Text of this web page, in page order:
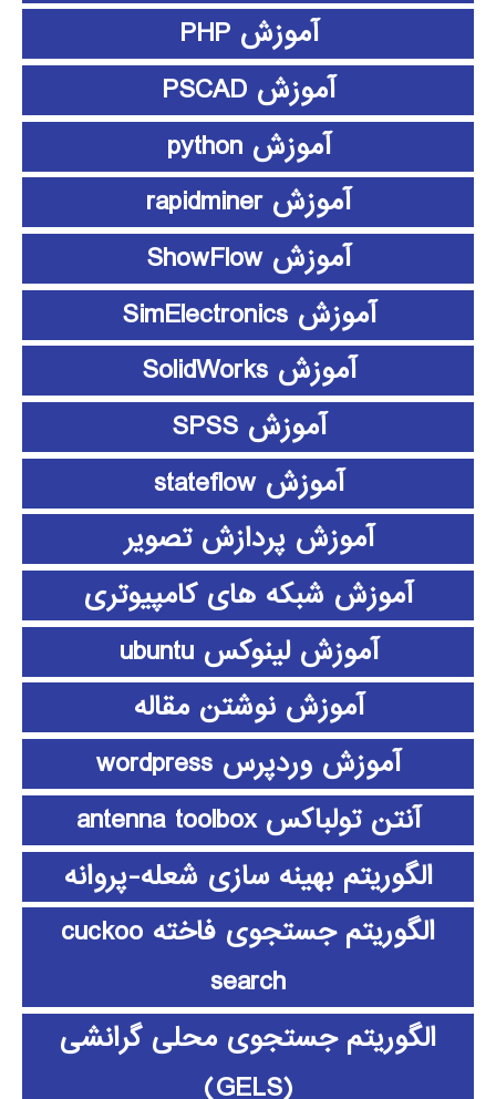
آموزش PHP
آموزش PSCAD
آموزش python
آموزش rapidminer
آموزش ShowFlow
آموزش SimElectronics
آموزش SolidWorks
آموزش SPSS
آموزش stateflow
آموزش پردازش تصویر
آموزش شبکه های کامپیوتری
آموزش لینوکس ubuntu
آموزش نوشتن مقاله
آموزش وردپرس wordpress
آنتن تولباکس antenna toolbox
الگوریتم بهینه سازی شعله-پروانه
الگوریتم جستجوی فاخته cuckoo
search
الگوریتم جستجوی محلی گرانشی
(GELS)